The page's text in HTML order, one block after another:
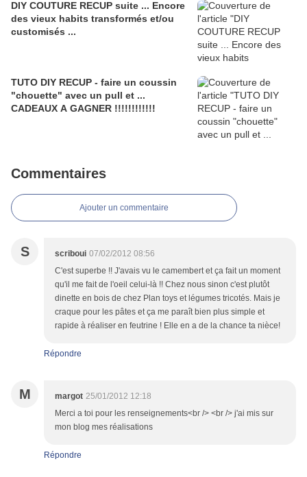
DIY COUTURE RECUP suite ... Encore
des vieux habits transformés et/ou
customisés ...
TUTO DIY RECUP - faire un coussin
"chouette" avec un pull et ...
CADEAUX A GAGNER !!!!!!!!!!!!
Commentaires
Ajouter un commentaire
S scriboui 07/02/2012 08:56
C'est superbe !! J'avais vu le camembert et ça fait un moment
qu'il me fait de l'oeil celui-là !! Chez nous sinon c'est plutôt
dinette en bois de chez Plan toys et légumes tricotés. Mais je
craque pour les pâtes et ça me paraît bien plus simple et
rapide à réaliser en feutrine ! Elle en a de la chance ta nièce!
Répondre
M margot 25/01/2012 12:18
Merci a toi pour les renseignements<br /> <br /> j'ai mis sur
mon blog mes réalisations
Répondre